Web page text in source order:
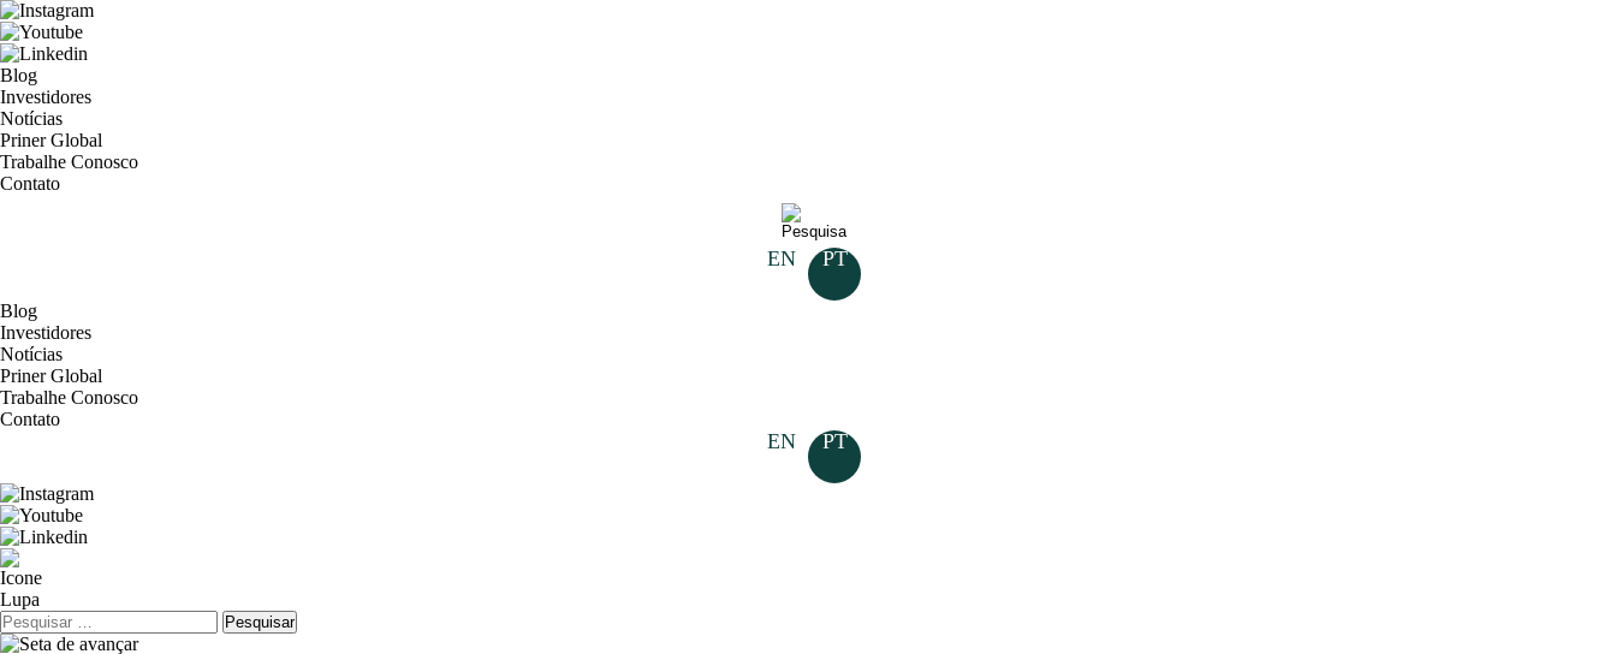
Skip
to
the
content
Blog
Investidores
Notícias
Priner Global
Trabalhe Conosco
Contato
Pesquisar
por:
EN PT
Blog
Investidores
Notícias
Priner Global
Trabalhe Conosco
Contato
EN PT
Pesquisar
por: